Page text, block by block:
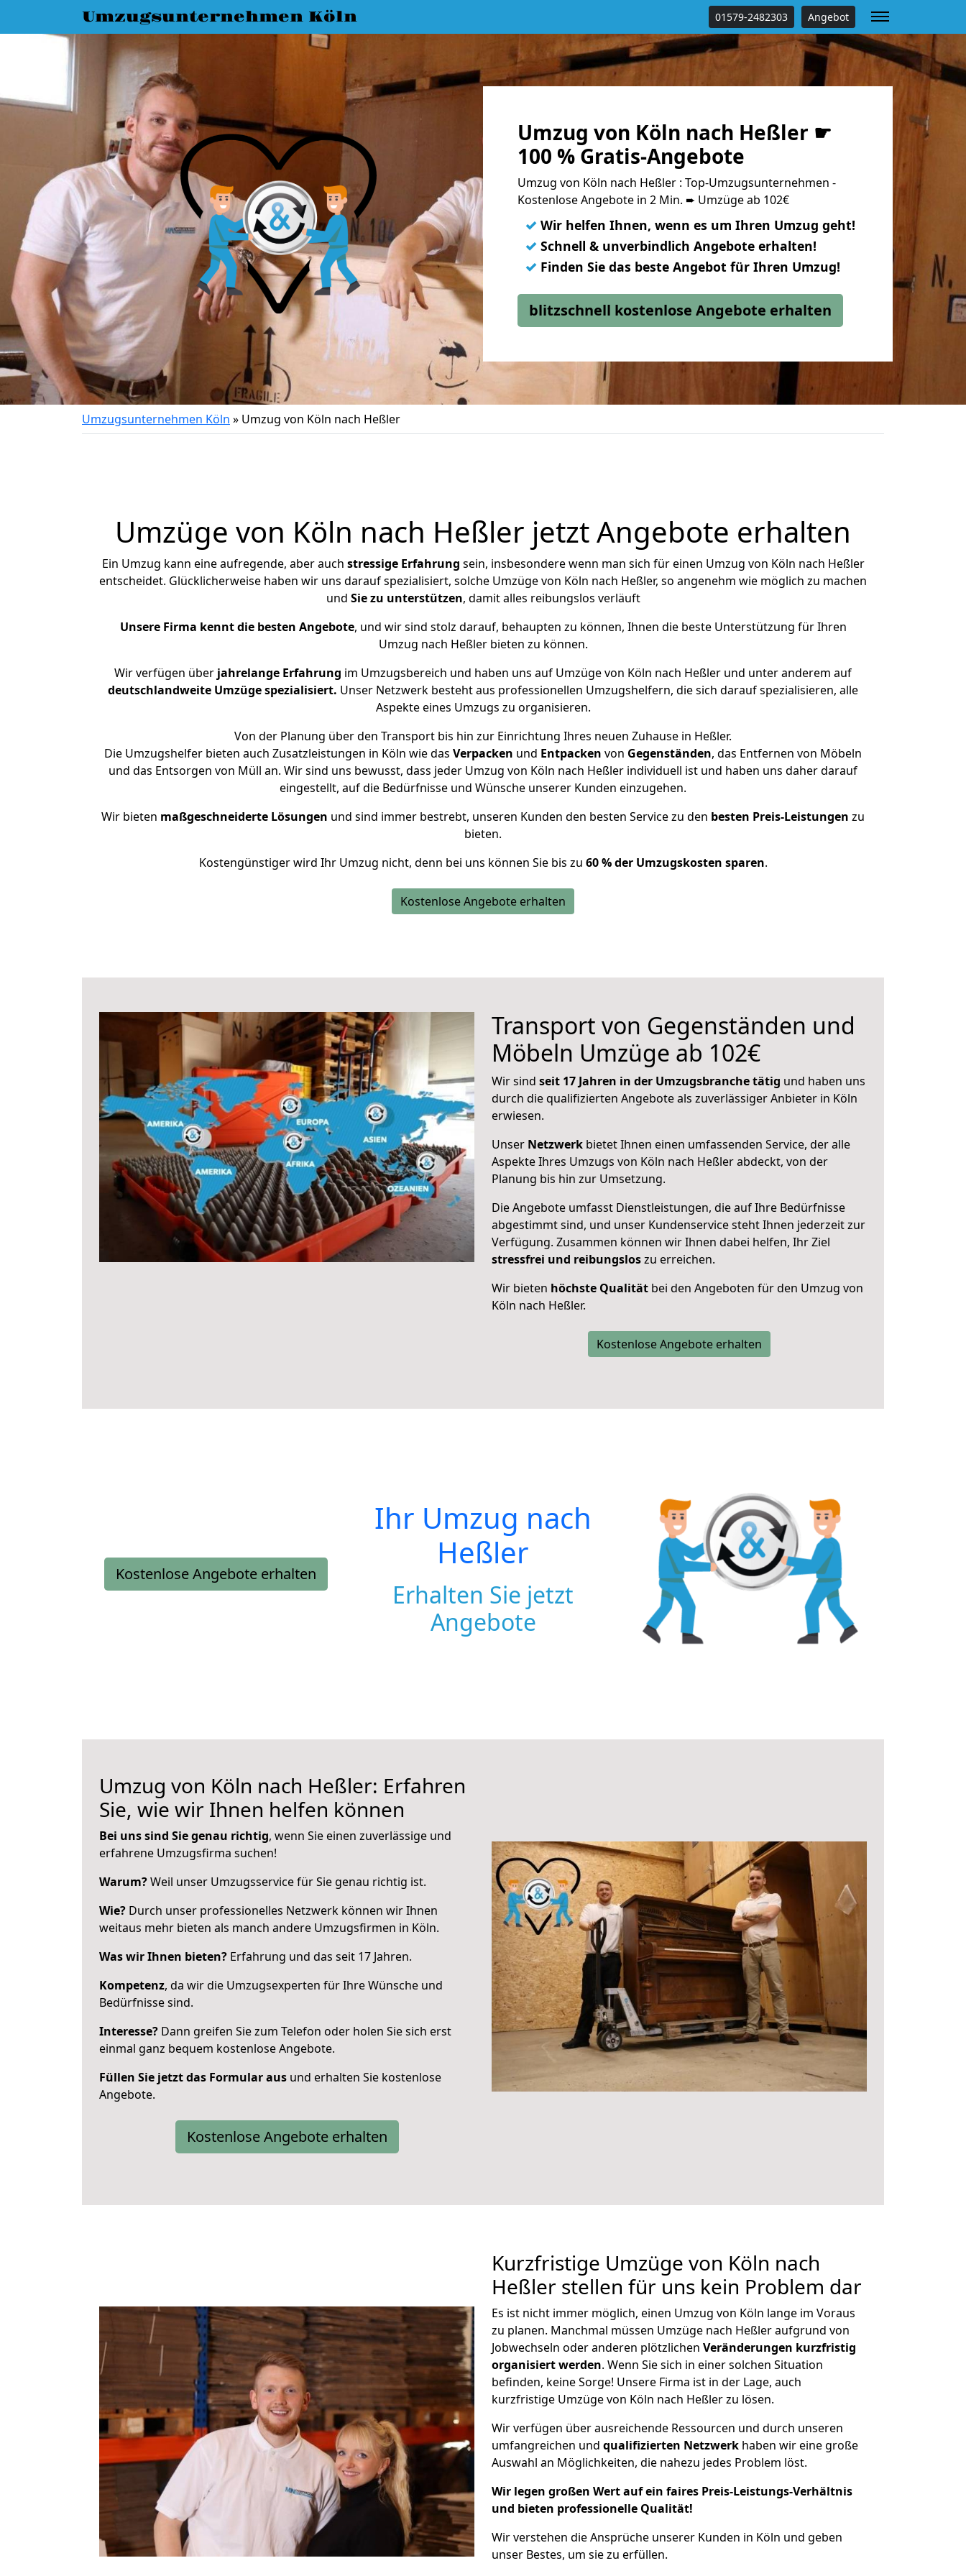
Umzugsunternehmen Köln 01579-2482303 Angebot
Umzug von Köln nach Heßler ☛
100 % Gratis-Angebote
Umzug von Köln nach Heßler : Top-Umzugsunternehmen -
Kostenlose Angebote in 2 Min. ➨ Umzüge ab 102€
✓ Wir helfen Ihnen, wenn es um Ihren Umzug geht!
✓ Schnell & unverbindlich Angebote erhalten!
✓ Finden Sie das beste Angebot für Ihren Umzug!
blitzschnell kostenlose Angebote erhalten
Umzugsunternehmen Köln » Umzug von Köln nach Heßler
Umzüge von Köln nach Heßler jetzt Angebote erhalten
Ein Umzug kann eine aufregende, aber auch stressige Erfahrung sein, insbesondere wenn man sich für einen Umzug von Köln nach Heßler
entscheidet. Glücklicherweise haben wir uns darauf spezialisiert, solche Umzüge von Köln nach Heßler, so angenehm wie möglich zu machen
und Sie zu unterstützen, damit alles reibungslos verläuft
Unsere Firma kennt die besten Angebote, und wir sind stolz darauf, behaupten zu können, Ihnen die beste Unterstützung für Ihren
Umzug nach Heßler bieten zu können.
Wir verfügen über jahrelange Erfahrung im Umzugsbereich und haben uns auf Umzüge von Köln nach Heßler und unter anderem auf
deutschlandweite Umzüge spezialisiert. Unser Netzwerk besteht aus professionellen Umzugshelfern, die sich darauf spezialisieren, alle
Aspekte eines Umzugs zu organisieren.
Von der Planung über den Transport bis hin zur Einrichtung Ihres neuen Zuhause in Heßler.
Die Umzugshelfer bieten auch Zusatzleistungen in Köln wie das Verpacken und Entpacken von Gegenständen, das Entfernen von Möbeln
und das Entsorgen von Müll an. Wir sind uns bewusst, dass jeder Umzug von Köln nach Heßler individuell ist und haben uns daher darauf
eingestellt, auf die Bedürfnisse und Wünsche unserer Kunden einzugehen.
Wir bieten maßgeschneiderte Lösungen und sind immer bestrebt, unseren Kunden den besten Service zu den besten Preis-Leistungen zu
bieten.
Kostengünstiger wird Ihr Umzug nicht, denn bei uns können Sie bis zu 60 % der Umzugskosten sparen.
Kostenlose Angebote erhalten
Transport von Gegenständen und
Möbeln Umzüge ab 102€
Wir sind seit 17 Jahren in der Umzugsbranche tätig und haben uns
durch die qualifizierten Angebote als zuverlässiger Anbieter in Köln
erwiesen.
Unser Netzwerk bietet Ihnen einen umfassenden Service, der alle
Aspekte Ihres Umzugs von Köln nach Heßler abdeckt, von der
Planung bis hin zur Umsetzung.
Die Angebote umfasst Dienstleistungen, die auf Ihre Bedürfnisse
abgestimmt sind, und unser Kundenservice steht Ihnen jederzeit zur
Verfügung. Zusammen können wir Ihnen dabei helfen, Ihr Ziel
stressfrei und reibungsloszu erreichen.
Wir bieten höchste Qualität bei den Angeboten für den Umzug von
Köln nach Heßler.
Kostenlose Angebote erhalten
Kostenlose Angebote erhalten
Ihr Umzug nach
Heßler
Erhalten Sie jetzt
Angebote
Umzug von Köln nach Heßler: Erfahren
Sie, wie wir Ihnen helfen können
Bei uns sind Sie genau richtig, wenn Sie einen zuverlässige und
erfahrene Umzugsfirma suchen!
Warum?Weil unser Umzugsservice für Sie genau richtig ist.
Wie? Durch unser professionelles Netzwerk können wir Ihnen
weitaus mehr bieten als manch andere Umzugsfirmen in Köln.
Was wir Ihnen bieten? Erfahrung und das seit 17 Jahren.
Kompetenz, da wir die Umzugsexperten für Ihre Wünsche und
Bedürfnisse sind.
Interesse? Dann greifen Sie zum Telefon oder holen Sie sich erst
einmal ganz bequem kostenlose Angebote.
Füllen Sie jetzt das Formular aus und erhalten Sie kostenlose
Angebote.
Kostenlose Angebote erhalten
Kurzfristige Umzüge von Köln nach
Heßler stellen für uns kein Problem dar
Es ist nicht immer möglich, einen Umzug von Köln lange im Voraus
zu planen. Manchmal müssen Umzüge nach Heßler aufgrund von
Jobwechseln oder anderen plötzlichen Veränderungen kurzfristig
organisiert werden. Wenn Sie sich in einer solchen Situation
befinden, keine Sorge! Unsere Firma ist in der Lage, auch
kurzfristige Umzüge von Köln nach Heßler zu lösen.
Wir verfügen über ausreichende Ressourcen und durch unseren
umfangreichen und qualifizierten Netzwerk haben wir eine große
Auswahl an Möglichkeiten, die nahezu jedes Problem löst.
Wir legen großen Wert auf ein faires Preis-Leistungs-Verhältnis
und bieten professionelle Qualität!
Wir verstehen die Ansprüche unserer Kunden in Köln und geben
unser Bestes, um sie zu erfüllen.